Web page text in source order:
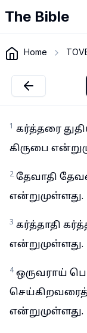
The Bible
Home
1 கர்த்தரை
கிருபை
2 தேவாதி
என்றுமுள்ளது.
3 கர்த்தாதி
என்றுமுள்ளது.
4 ஒருவராய்
செய்கிறவரைத்
என்றுமுள்ளது.